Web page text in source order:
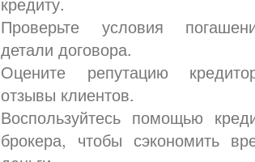
Проверьте условия
детали договора.
Оцените репутацию
отзывы клиентов.
Воспользуйтесь помощью
брокера, чтобы сэкономить